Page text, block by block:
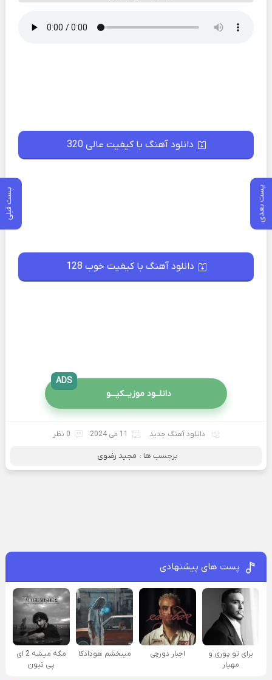
پست بعدی پست قبلی
دانلود آهنگ با کیفیت عالی 320
دانلود آهنگ با کیفیت خوب 128
دانلــود موزیــکیـــو
ADS
دانلود آهنگ جدید 11 می 2024 0 نظر
برچسب ها : مجید رضوی
پست های پیشنهادی
برای تو پوری و
مهیار
اجبار دورچی میبخشم هودادکا
مگه میشه 2 ای
پی تیون